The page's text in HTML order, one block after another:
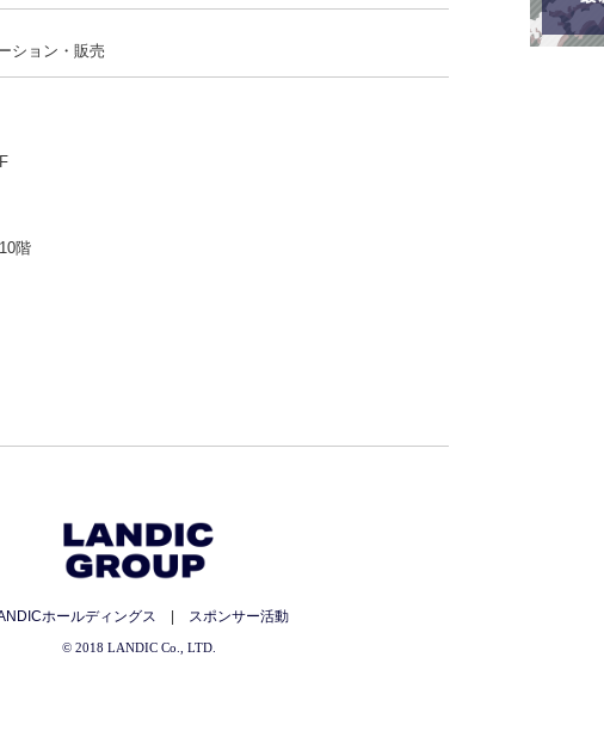
ション・販売
階
ホールディングス | スポンサー活動
© 2018 LANDIC Co., LTD.